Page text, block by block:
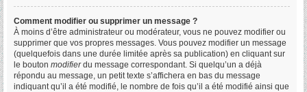
Comment modifier ou supprimer un message ?
À moins d’être administrateur ou modérateur, vous ne pouvez modifier ou
supprimer que vos propres messages. Vous pouvez modifier un message
(quelquefois dans une durée limitée après sa publication) en cliquant sur
le bouton modifierdu message correspondant. Si quelqu’un a déjà
répondu au message, un petit texte s’affichera en bas du message
indiquant qu’il a été modifié, le nombre de fois qu’il a été modifié ainsi que